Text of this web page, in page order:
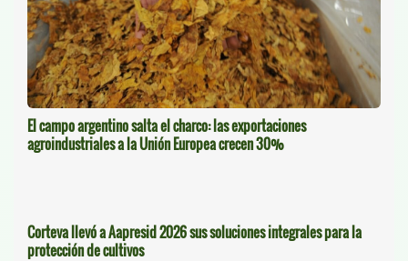
El campo argentino salta el charco: las exportaciones
agroindustriales a la Unión Europea crecen 30%
Corteva llevó a Aapresid 2026 sus soluciones integrales para la
protección de cultivos